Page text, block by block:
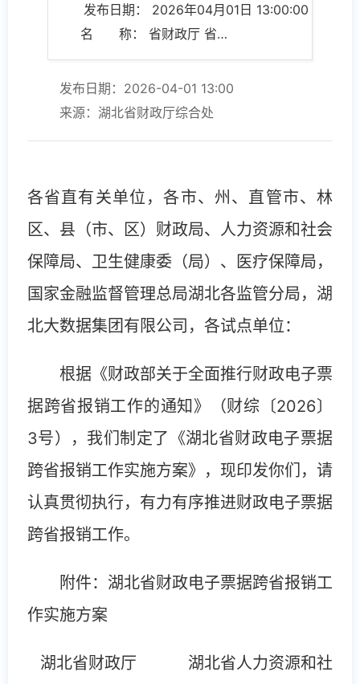
发布日期： 2026年04月01日 13:00:00
名 称： 省财政厅 省人力资源和社会保障厅 省卫生健康委员会 省医疗保障局 国家金融监督管理总局湖北监管局关于印发《湖北省财政电子票据跨省报销工作实施方案》的通知
发布日期：2026-04-01 13:00
来源：湖北省财政厅综合处
各省直有关单位，各市、州、直管市、林
区、县（市、区）财政局、人力资源和社会
保障局、卫生健康委（局）、医疗保障局，
国家金融监督管理总局湖北各监管分局，湖
北大数据集团有限公司，各试点单位：
根据《财政部关于全面推行财政电子票
据跨省报销工作的通知》（财综〔2026〕
3号），我们制定了《湖北省财政电子票据
跨省报销工作实施方案》，现印发你们，请
认真贯彻执行，有力有序推进财政电子票据
跨省报销工作。
附件：湖北省财政电子票据跨省报销工
作实施方案
湖北省财政厅 湖北省人力资源和社